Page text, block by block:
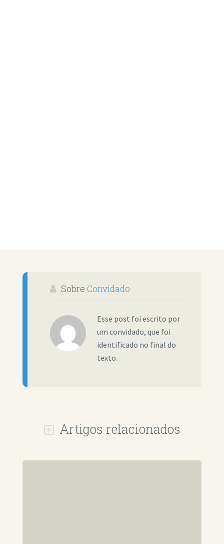
Sobre Convidado
Esse post foi escrito por
um convidado, que foi
identificado no final do
texto.
Artigos relacionados